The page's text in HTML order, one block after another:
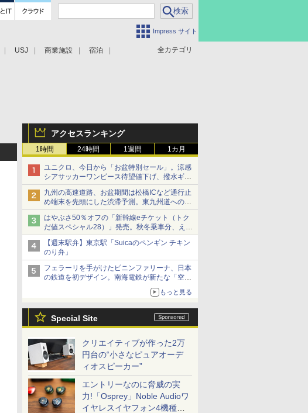
Impress サイト
全カテゴリ
USJ 商業施設 宿泊
アクセスランキング
1時間 24時間 1週間 1カ月
ユニクロ、今日から「お盆特別セール」。涼感
シアサッカーワンピース待望値下げ、撥水ギア
ショーツは1990円に
九州の高速道路、お盆期間は松橋ICなど通行止
め端末を先頭にした渋滞予測。東九州道への迂
回は料金調整を実施
はやぶさ50％オフの「新幹線eチケット（トク
だ値スペシャル28）」発売。秋冬乗車分、えき
ねっと限定
【週末駅弁】東京駅「Suicaのペンギン チキン
のり弁」
フェラーリを手がけたピニンファリーナ、日本
の鉄道を初デザイン。南海電鉄が新たな「空港
もっと見る
Special Site
クリエイティブが作った2万
円台の“小さなピュアオーデ
ィオスピーカー”
エントリーなのに脅威の実
力!「Osprey」Noble Audioワ
イヤレスイヤフォン4機種を